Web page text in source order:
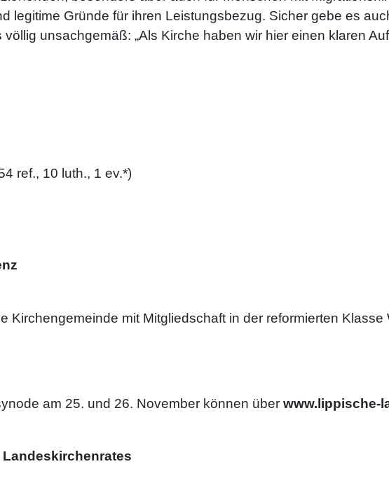
legitime Gründe für ihren Leistungsbezug. Sicher gebe es
unsachgemäß: „Als Kirche haben wir hier einen klaren
ref., 10 luth., 1 ev.*)
mit Mitgliedschaft in der reformierten Klasse
am 25. und 26. November können über www.lippische-